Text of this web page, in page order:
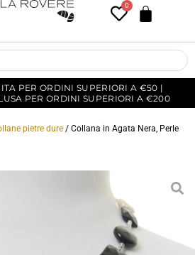
0
PER ORDINI SUPERIORI A €50 |
PER ORDINI SUPERIORI A €200
pietre dure / Collana in Agata Nera, Perle